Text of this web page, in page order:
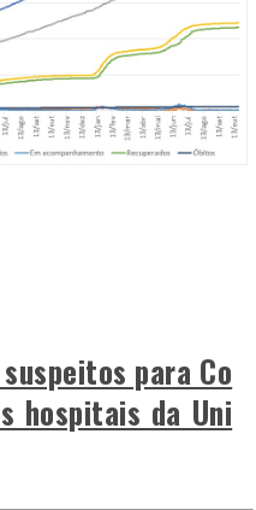
para Co
hospitais da Uni